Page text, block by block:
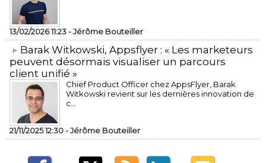
13/02/2026 11:23 -Jérôme Bouteiller
​Barak Witkowski, Appsflyer : « Les marketeurs
peuvent désormais visualiser un parcours
client unifié »
Chief Product Officer chez AppsFlyer, ​Barak
Witkowski revient sur les dernières innovation de
c...
21/11/2025 12:30 -Jérôme Bouteiller